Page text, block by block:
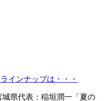
インナップは・・・
県代表：稲垣潤一「夏の